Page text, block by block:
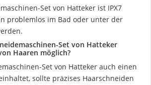
Set von Hatteker ist IPX7
problemlos im Bad oder unter der
Set von Hatteker
Haaren möglich?
Set von Hatteker auch einen
sollte präzises Haarschneiden